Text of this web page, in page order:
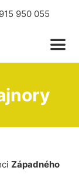
950 055
Západného